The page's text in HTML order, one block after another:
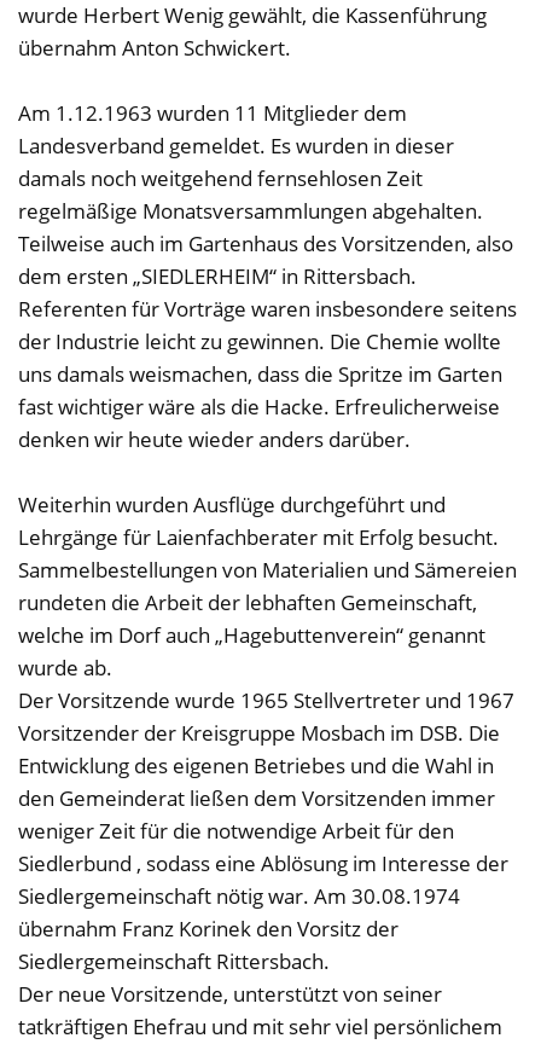
wurde Herbert Wenig gewählt, die Kassenführung
übernahm Anton Schwickert.
Am 1.12.1963 wurden 11 Mitglieder dem
Landesverband gemeldet. Es wurden in dieser
damals noch weitgehend fernsehlosen Zeit
regelmäßige Monatsversammlungen abgehalten.
Teilweise auch im Gartenhaus des Vorsitzenden, also
dem ersten „SIEDLERHEIM“ in Rittersbach.
Referenten für Vorträge waren insbesondere seitens
der Industrie leicht zu gewinnen. Die Chemie wollte
uns damals weismachen, dass die Spritze im Garten
fast wichtiger wäre als die Hacke. Erfreulicherweise
denken wir heute wieder anders darüber.
Weiterhin wurden Ausflüge durchgeführt und
Lehrgänge für Laienfachberater mit Erfolg besucht.
Sammelbestellungen von Materialien und Sämereien
rundeten die Arbeit der lebhaften Gemeinschaft,
welche im Dorf auch „Hagebuttenverein“ genannt
wurde ab.
Der Vorsitzende wurde 1965 Stellvertreter und 1967
Vorsitzender der Kreisgruppe Mosbach im DSB. Die
Entwicklung des eigenen Betriebes und die Wahl in
den Gemeinderat ließen dem Vorsitzenden immer
weniger Zeit für die notwendige Arbeit für den
Siedlerbund , sodass eine Ablösung im Interesse der
Siedlergemeinschaft nötig war. Am 30.08.1974
übernahm Franz Korinek den Vorsitz der
Siedlergemeinschaft Rittersbach.
Der neue Vorsitzende, unterstützt von seiner
tatkräftigen Ehefrau und mit sehr viel persönlichem